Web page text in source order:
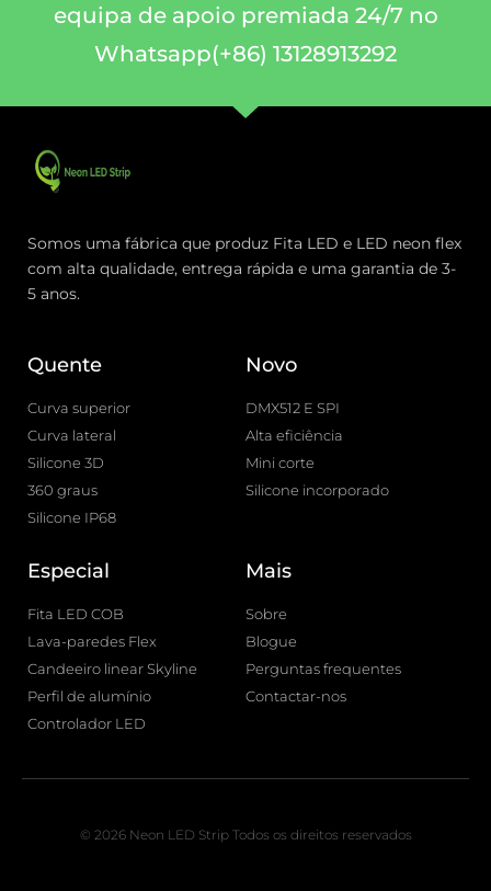
equipa de apoio premiada 24/7 no
Whatsapp(+86) 13128913292
Somos uma fábrica que produz Fita LED e LED neon flex
com alta qualidade, entrega rápida e uma garantia de 3-
5 anos.
Quente
Curva superior
Curva lateral
Silicone 3D
360 graus
Silicone IP68
Novo
DMX512 E SPI
Alta eficiência
Mini corte
Silicone incorporado
Especial
Fita LED COB
Lava-paredes Flex
Candeeiro linear Skyline
Perfil de alumínio
Controlador LED
Mais
Sobre
Blogue
Perguntas frequentes
Contactar-nos
© 2026 Neon LED Strip Todos os direitos reservados